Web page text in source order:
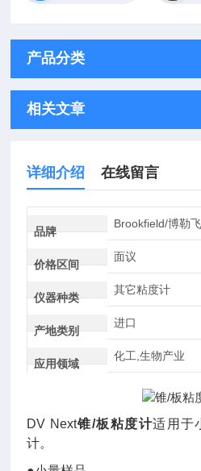
产品分类
相关文章
详细介绍 在线留言
品牌
Brookfield/博勒飞
价格区间
面议
仪器种类
其它粘度计
产地类别
进口
应用领域
化工,生物产业
DV Next锥/板粘度计适用于
计。